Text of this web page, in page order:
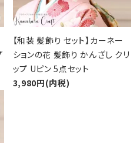
【和装 髪飾り セット】カーネー
ションの花 髪飾り かんざし クリ
ップ Uピン 5点セット
3,980円(内税)